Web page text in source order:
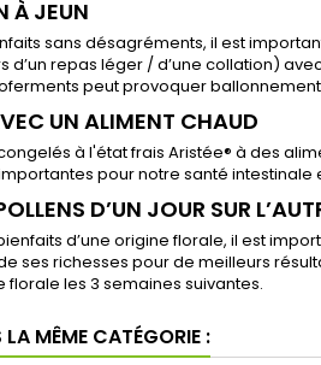
À JEUN
sans désagréments, il est
repas léger / d’une collation)
peut provoquer
UN ALIMENT CHAUD
à l'état frais Aristée® à des
pour notre santé intestinale
D’UN JOUR SUR
d’une origine florale, il est
ses richesses pour de meilleurs
les 3 semaines suivantes.
MÊME CATÉGORIE :